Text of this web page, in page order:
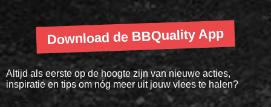
Download de BBQuality App
Altijd als eerste op de hoogte zijn van nieuwe acties,
inspiratie en tips om nóg meer uit jouw vlees te halen?